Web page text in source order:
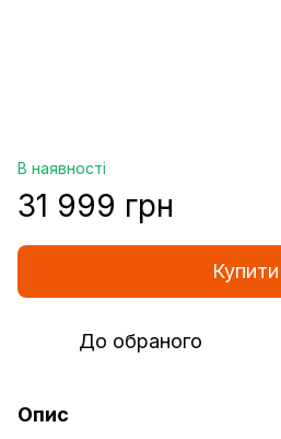
В наявності
31 999 грн
Купити
До обраного
Опис